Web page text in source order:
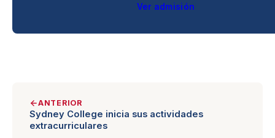
Ver admisión
ANTERIOR
Sydney College inicia sus actividades
extracurriculares